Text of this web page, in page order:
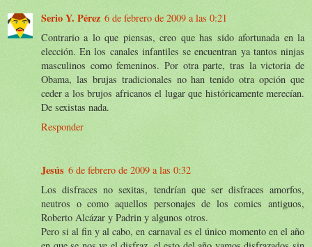
Serio Y. Pérez 6 de febrero de 2009 a las 0:21
Contrario a lo que piensas, creo que has sido afortunada en la
elección. En los canales infantiles se encuentran ya tantos ninjas
masculinos como femeninos. Por otra parte, tras la victoria de
Obama, las brujas tradicionales no han tenido otra opción que
ceder a los brujos africanos el lugar que históricamente merecían.
De sexistas nada.
Responder
Jesús 6 de febrero de 2009 a las 0:32
Los disfraces no sexitas, tendrían que ser disfraces amorfos,
neutros o como aquellos personajes de los comics antiguos,
Roberto Alcázar y Padrin y algunos otros.
Pero si al fin y al cabo, en carnaval es el único momento en el año